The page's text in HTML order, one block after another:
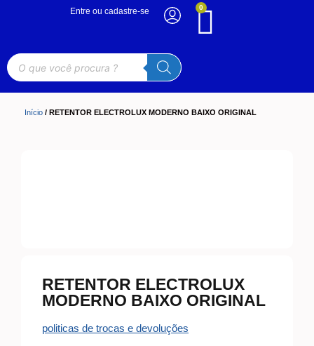
0
Entre ou cadastre-se
Início / RETENTOR ELECTROLUX MODERNO BAIXO ORIGINAL
RETENTOR ELECTROLUX
MODERNO BAIXO ORIGINAL
politicas de trocas e devoluções